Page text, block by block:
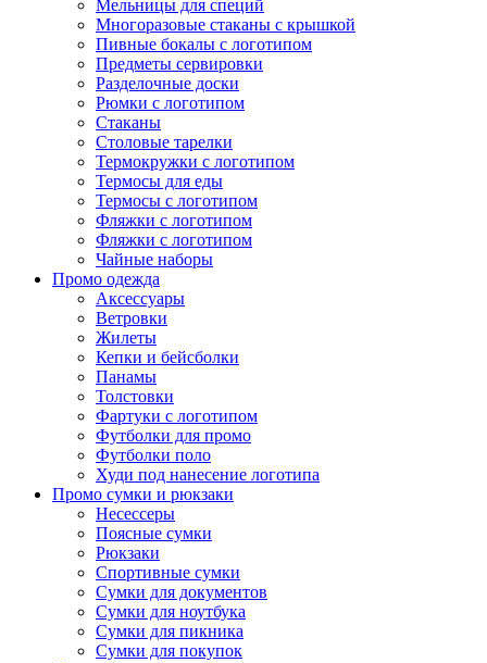
Мельницы для специй
Многоразовые стаканы с крышкой
Пивные бокалы с логотипом
Предметы сервировки
Разделочные доски
Рюмки с логотипом
Стаканы
Столовые тарелки
Термокружки с логотипом
Термосы для еды
Термосы с логотипом
Фляжки с логотипом
Фляжки с логотипом
Чайные наборы
Промо одежда
Аксессуары
Ветровки
Жилеты
Кепки и бейсболки
Панамы
Толстовки
Фартуки с логотипом
Футболки для промо
Футболки поло
Худи под нанесение логотипа
Промо сумки и рюкзаки
Несессеры
Поясные сумки
Рюкзаки
Спортивные сумки
Сумки для документов
Сумки для ноутбука
Сумки для пикника
Сумки для покупок